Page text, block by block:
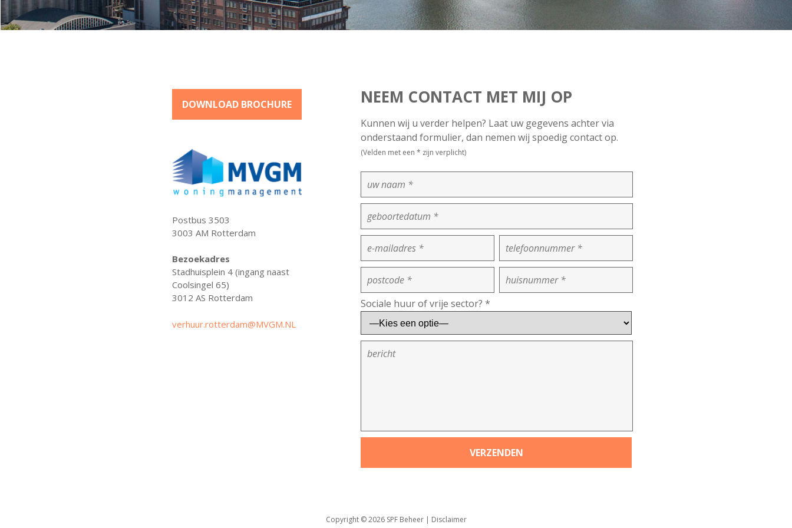
DOWNLOAD BROCHURE
Postbus 3503
3003 AM Rotterdam
Bezoekadres
Stadhuisplein 4 (ingang naast
Coolsingel 65)
3012 AS Rotterdam
verhuur.rotterdam@MVGM.NL
NEEM CONTACT MET MIJ OP
Kunnen wij u verder helpen? Laat uw gegevens achter via
onderstaand formulier, dan nemen wij spoedig contact op.
(Velden met een * zijn verplicht)
Sociale huur of vrije sector? *
Copyright © 2026 SPF Beheer| Disclaimer